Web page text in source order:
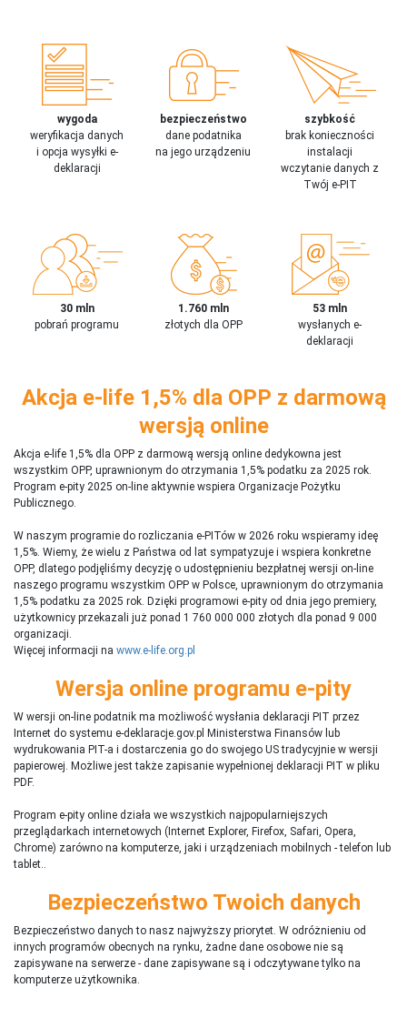
wygoda
weryfikacja danych
i opcja wysyłki e-
deklaracji
bezpieczeństwo
dane podatnika
na jego urządzeniu
szybkość
brak konieczności
instalacji
wczytanie danych z
Twój e-PIT
30 mln
pobrań programu
1.760 mln
złotych dla OPP
53 mln
wysłanych e-
deklaracji
Akcja e-life 1,5% dla OPP z darmową
wersją online
Akcja e-life 1,5% dla OPP z darmową wersją online dedykowna jest
wszystkim OPP, uprawnionym do otrzymania 1,5% podatku za 2025 rok.
Program e-pity 2025 on-line aktywnie wspiera Organizacje Pożytku
Publicznego.
W naszym programie do rozliczania e-PITów w 2026 roku wspieramy ideę
1,5%. Wiemy, że wielu z Państwa od lat sympatyzuje i wspiera konkretne
OPP, dlatego podjęliśmy decyzję o udostępnieniu bezpłatnej wersji on-line
naszego programu wszystkim OPP w Polsce, uprawnionym do otrzymania
1,5% podatku za 2025 rok. Dzięki programowi e-pity od dnia jego premiery,
użytkownicy przekazali już ponad 1 760 000 000 złotych dla ponad 9 000
organizacji.
Więcej informacji na www.e-life.org.pl
Wersja online programu e-pity
W wersji on-line podatnik ma możliwość wysłania deklaracji PIT przez
Internet do systemu e-deklaracje.gov.pl Ministerstwa Finansów lub
wydrukowania PIT-a i dostarczenia go do swojego US tradycyjnie w wersji
papierowej. Możliwe jest także zapisanie wypełnionej deklaracji PIT w pliku
PDF.
Program e-pity online działa we wszystkich najpopularniejszych
przeglądarkach internetowych (Internet Explorer, Firefox, Safari, Opera,
Chrome) zarówno na komputerze, jaki i urządzeniach mobilnych - telefon lub
tablet..
Bezpieczeństwo Twoich danych
Bezpieczeństwo danych to nasz najwyższy priorytet. W odróżnieniu od
innych programów obecnych na rynku, żadne dane osobowe nie są
zapisywane na serwerze - dane zapisywane są i odczytywane tylko na
komputerze użytkownika.